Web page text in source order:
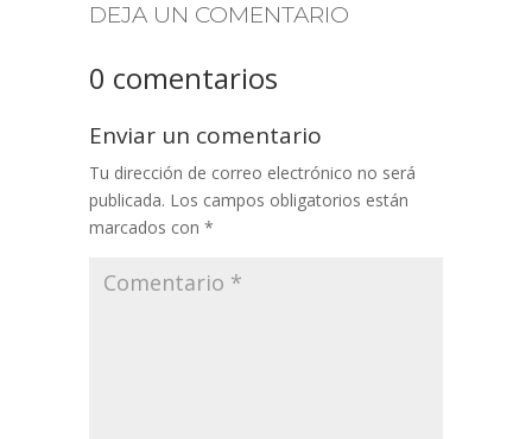
DEJA UN COMENTARIO
0 comentarios
Enviar un comentario
Tu dirección de correo electrónico no será
publicada. Los campos obligatorios están
marcados con *